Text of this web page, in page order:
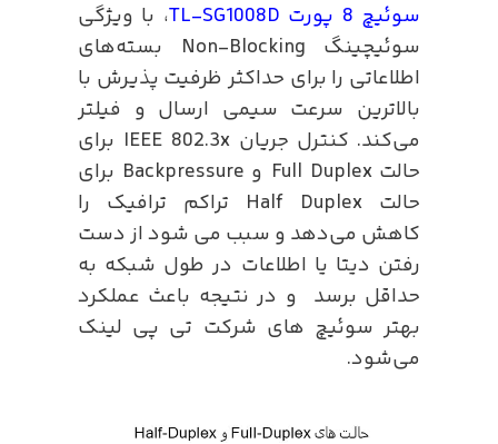
سوئیچ 8 پورت TL-SG1008D
، با ویژگی
سوئیچینگ Non-Blocking بسته‌های
اطلاعاتی را برای حداکثر ظرفیت پذیرش با
بالاترین سرعت سیمی ارسال و فیلتر
می‌کند. کنترل جریان IEEE 802.3x برای
حالت Full Duplex و Backpressure برای
حالت Half Duplex تراکم ترافیک را
کاهش می‌دهد و سبب می شود از دست
رفتن دیتا یا اطلاعات در طول شبکه به
حداقل برسد و در نتیجه باعث عملکرد
بهتر سوئیچ های شرکت تی پی لینک
می‌شود.